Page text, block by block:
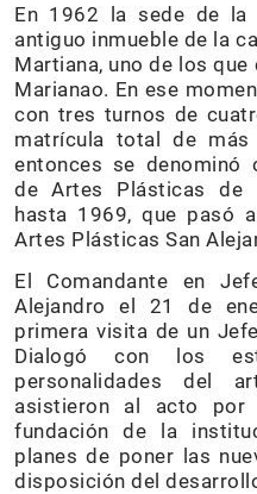
En 1962 la sede de la
antiguo inmueble de la
Martiana, uno de los que
Marianao. En ese
con tres turnos de
matrícula total de más
entonces se denominó
de Artes Plásticas de
hasta 1969, que pasó
Artes Plásticas San
El Comandante en
Alejandro el 21 de
primera visita de un
Dialogó con los
personalidades del
asistieron al acto
fundación de la
planes de poner las
disposición del